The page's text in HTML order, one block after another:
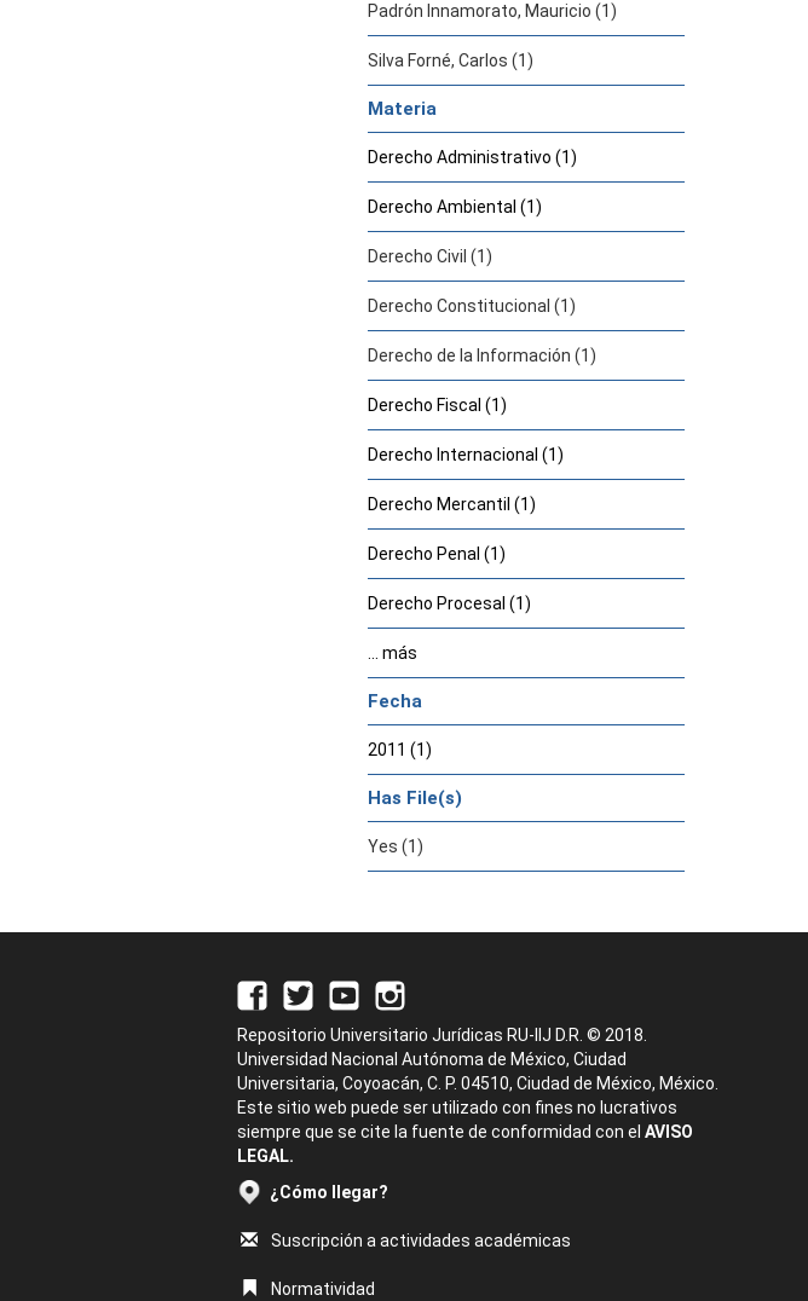
Padrón Innamorato, Mauricio (1)
Silva Forné, Carlos (1)
Materia
Derecho Administrativo (1)
Derecho Ambiental (1)
Derecho Civil (1)
Derecho Constitucional (1)
Derecho de la Información (1)
Derecho Fiscal (1)
Derecho Internacional (1)
Derecho Mercantil (1)
Derecho Penal (1)
Derecho Procesal (1)
... más
Fecha
2011 (1)
Has File(s)
Yes (1)
Repositorio Universitario Jurídicas RU-IIJ D.R. © 2018.
Universidad Nacional Autónoma de México, Ciudad
Universitaria, Coyoacán, C. P. 04510, Ciudad de México, México.
Este sitio web puede ser utilizado con fines no lucrativos
siempre que se cite la fuente de conformidad con el AVISO
LEGAL.
¿Cómo llegar?
Suscripción a actividades académicas
Normatividad